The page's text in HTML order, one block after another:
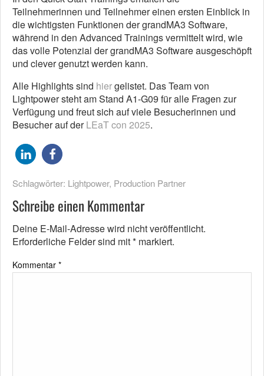
Teilnehmerinnen und Teilnehmer einen ersten Einblick in
die wichtigsten Funktionen der grandMA3 Software,
während in den Advanced Trainings vermittelt wird, wie
das volle Potenzial der grandMA3 Software ausgeschöpft
und clever genutzt werden kann.
Alle Highlights sind hiergelistet. Das Team von
Lightpower steht am Stand A1-G09 für alle Fragen zur
Verfügung und freut sich auf viele Besucherinnen und
Besucher auf derLEaT con 2025.
Schlagwörter: Lightpower, Production Partner
Schreibe einen Kommentar
Deine E-Mail-Adresse wird nicht veröffentlicht.
Erforderliche Felder sind mit* markiert.
Kommentar *